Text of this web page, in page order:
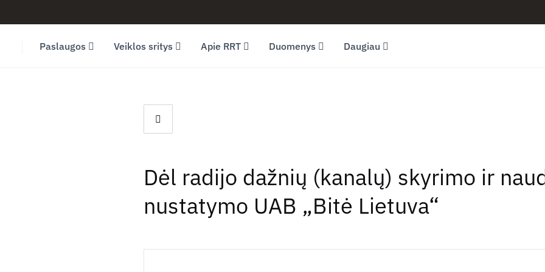
Paslaugos Veiklos sritys Apie RRT Duomenys Daugiau
Dėl radijo dažnių (kanalų) skyrimo ir
nustatymo UAB „Bitė Lietuva“